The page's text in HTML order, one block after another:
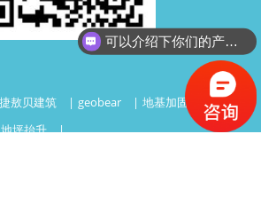
捷敖贝建筑 geobear 地基加固
沉降修
地坪抬升
可以介绍下你们的产品么？